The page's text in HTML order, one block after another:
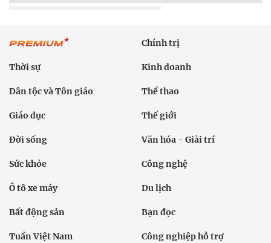
Chính trị
Thời sự Kinh doanh
Dân tộc và Tôn giáo Thể thao
Giáo dục Thế giới
Đời sống Văn hóa - Giải trí
Sức khỏe Công nghệ
Ô tô xe máy Du lịch
Bất động sản Bạn đọc
Tuần Việt Nam Công nghiệp hỗ trợ